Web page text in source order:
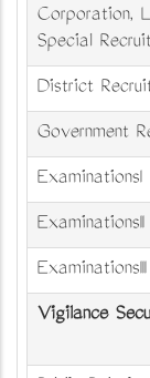
Corporation,
Special
District
Government
ExaminationsI
ExaminationsII
ExaminationsIII
Vigilance